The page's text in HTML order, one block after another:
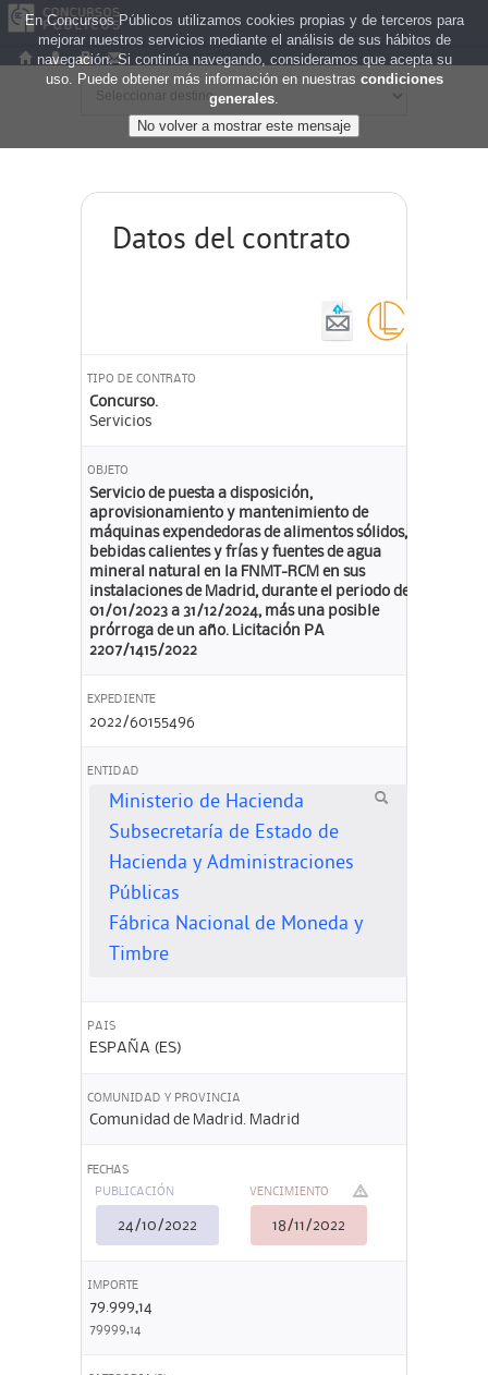
Datos del contrato
TIPO DE CONTRATO
Concurso.
Servicios
OBJETO
Servicio de puesta a disposición,
aprovisionamiento y mantenimiento de
máquinas expendedoras de alimentos sólidos,
bebidas calientes y frías y fuentes de agua
mineral natural en la FNMT-RCM en sus
instalaciones de Madrid, durante el periodo de
01/01/2023 a 31/12/2024, más una posible
prórroga de un año. Licitación PA
2207/1415/2022
EXPEDIENTE
2022/60155496
ENTIDAD
Ministerio de Hacienda
Subsecretaría de Estado de
Hacienda y Administraciones
Públicas
Fábrica Nacional de Moneda y
Timbre
PAIS
ESPAÑA (ES)
COMUNIDAD Y PROVINCIA
Comunidad de Madrid. Madrid
FECHAS
PUBLICACIÓN
24/10/2022
VENCIMIENTO
18/11/2022
IMPORTE
79.999,14
79999,14
En Concursos Públicos utilizamos cookies propias y de terceros para
mejorar nuestros servicios mediante el análisis de sus hábitos de
navegación. Si continúa navegando, consideramos que acepta su
uso. Puede obtener más información en nuestras condiciones
generales.